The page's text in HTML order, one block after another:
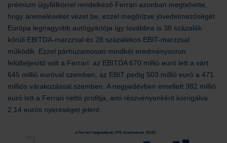
prémium ügyfélkörrel rendelkező Ferrari azonban megtehette,
hogy áremeléseket vezet be, ezzel megőrizve jövedelmezőségét.
Európa legnagyobb autógyártója így továbbra is 38 százalék
körüli EBITDA-marzzsal és 28 százalékos EBIT-marzzsal
működik. Ezzel párhuzamosan mindkét eredménysoron
felülteljesítő volt a Ferrari: az EBITDA 670 millió euró lett a várt
645 millió euróval szemben, az EBIT pedig 503 millió euró a 471
milliós várakozással szemben. A negyedévben emellett 382 millió
euró lett a Ferrari nettó profitja, ami részvényenként korrigálva
2,14 eurós nyereséget jelent.